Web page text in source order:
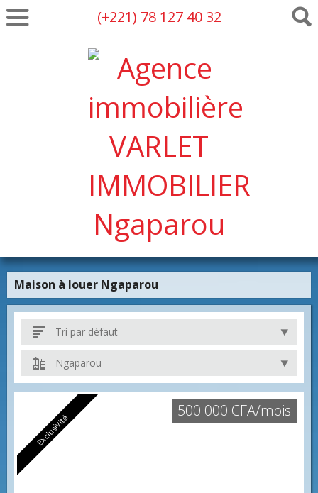
(+221) 78 127 40 32
Maison à louer Ngaparou
Tri par défaut
Ngaparou
Exclusivité
500 000 CFA/mois